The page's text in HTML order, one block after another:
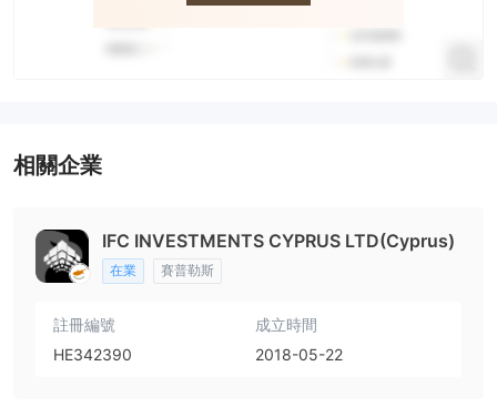
相關企業
IFC INVESTMENTS CYPRUS LTD(Cyprus)
在業 賽普勒斯
註冊編號
HE342390
成立時間
2018-05-22